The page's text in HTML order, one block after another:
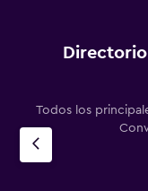
Todos los